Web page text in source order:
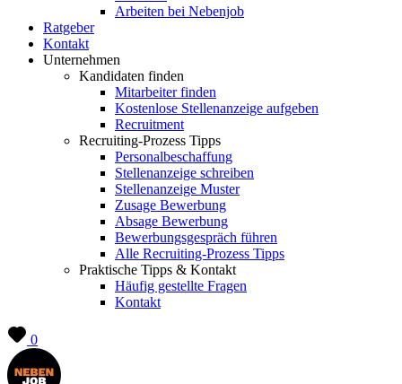
Arbeiten bei Nebenjob
Ratgeber
Kontakt
Unternehmen
Kandidaten finden
Mitarbeiter finden
Kostenlose Stellenanzeige aufgeben
Recruitment
Recruiting-Prozess Tipps
Personalbeschaffung
Stellenanzeige schreiben
Stellenanzeige Muster
Zusage Bewerbung
Absage Bewerbung
Bewerbungsgespräch führen
Alle Recruiting-Prozess Tipps
Praktische Tipps & Kontakt
Häufig gestellte Fragen
Kontakt
0